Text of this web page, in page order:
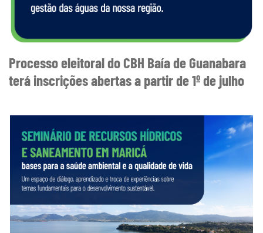
Processo eleitoral do CBH Baía de Guanabara
terá inscrições abertas a partir de 1º de julho